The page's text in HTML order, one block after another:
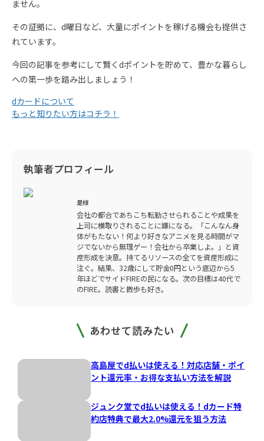
ません。
その証拠に、d曜日など、大量にポイントを稼げる機会も提供さ
れています。
今回の記事を参考にして賢くdポイントを貯めて、豊かな暮らし
への第一歩を踏み出しましょう！
dカードについて
もっと知りたい方はコチラ！
執筆者プロフィール
是枝
会社の都合であちこち転勤させられることや成果を
上司に横取りされることに嫌になる。「こんなん身
体がもたない！何より好きなアニメを見る時間がマ
ジでないから無理ゲー！会社から卒業しよ。」と資
産形成を決意。持てるリソースの全てを資産形成に
注ぐ。結果、32歳にして貯金0円という底辺から5
年ほどでサイドFIREの民になる。次の目標は40代で
のFIRE。読書と散歩も好き。
あわせて読みたい
高島屋でd払いは使える！対応店舗・ポイ
ント還元率・お得な支払い方法を解説
ジュンク堂でd払いは使える！dカード特
約店特典で最大2.0%還元を狙う方法